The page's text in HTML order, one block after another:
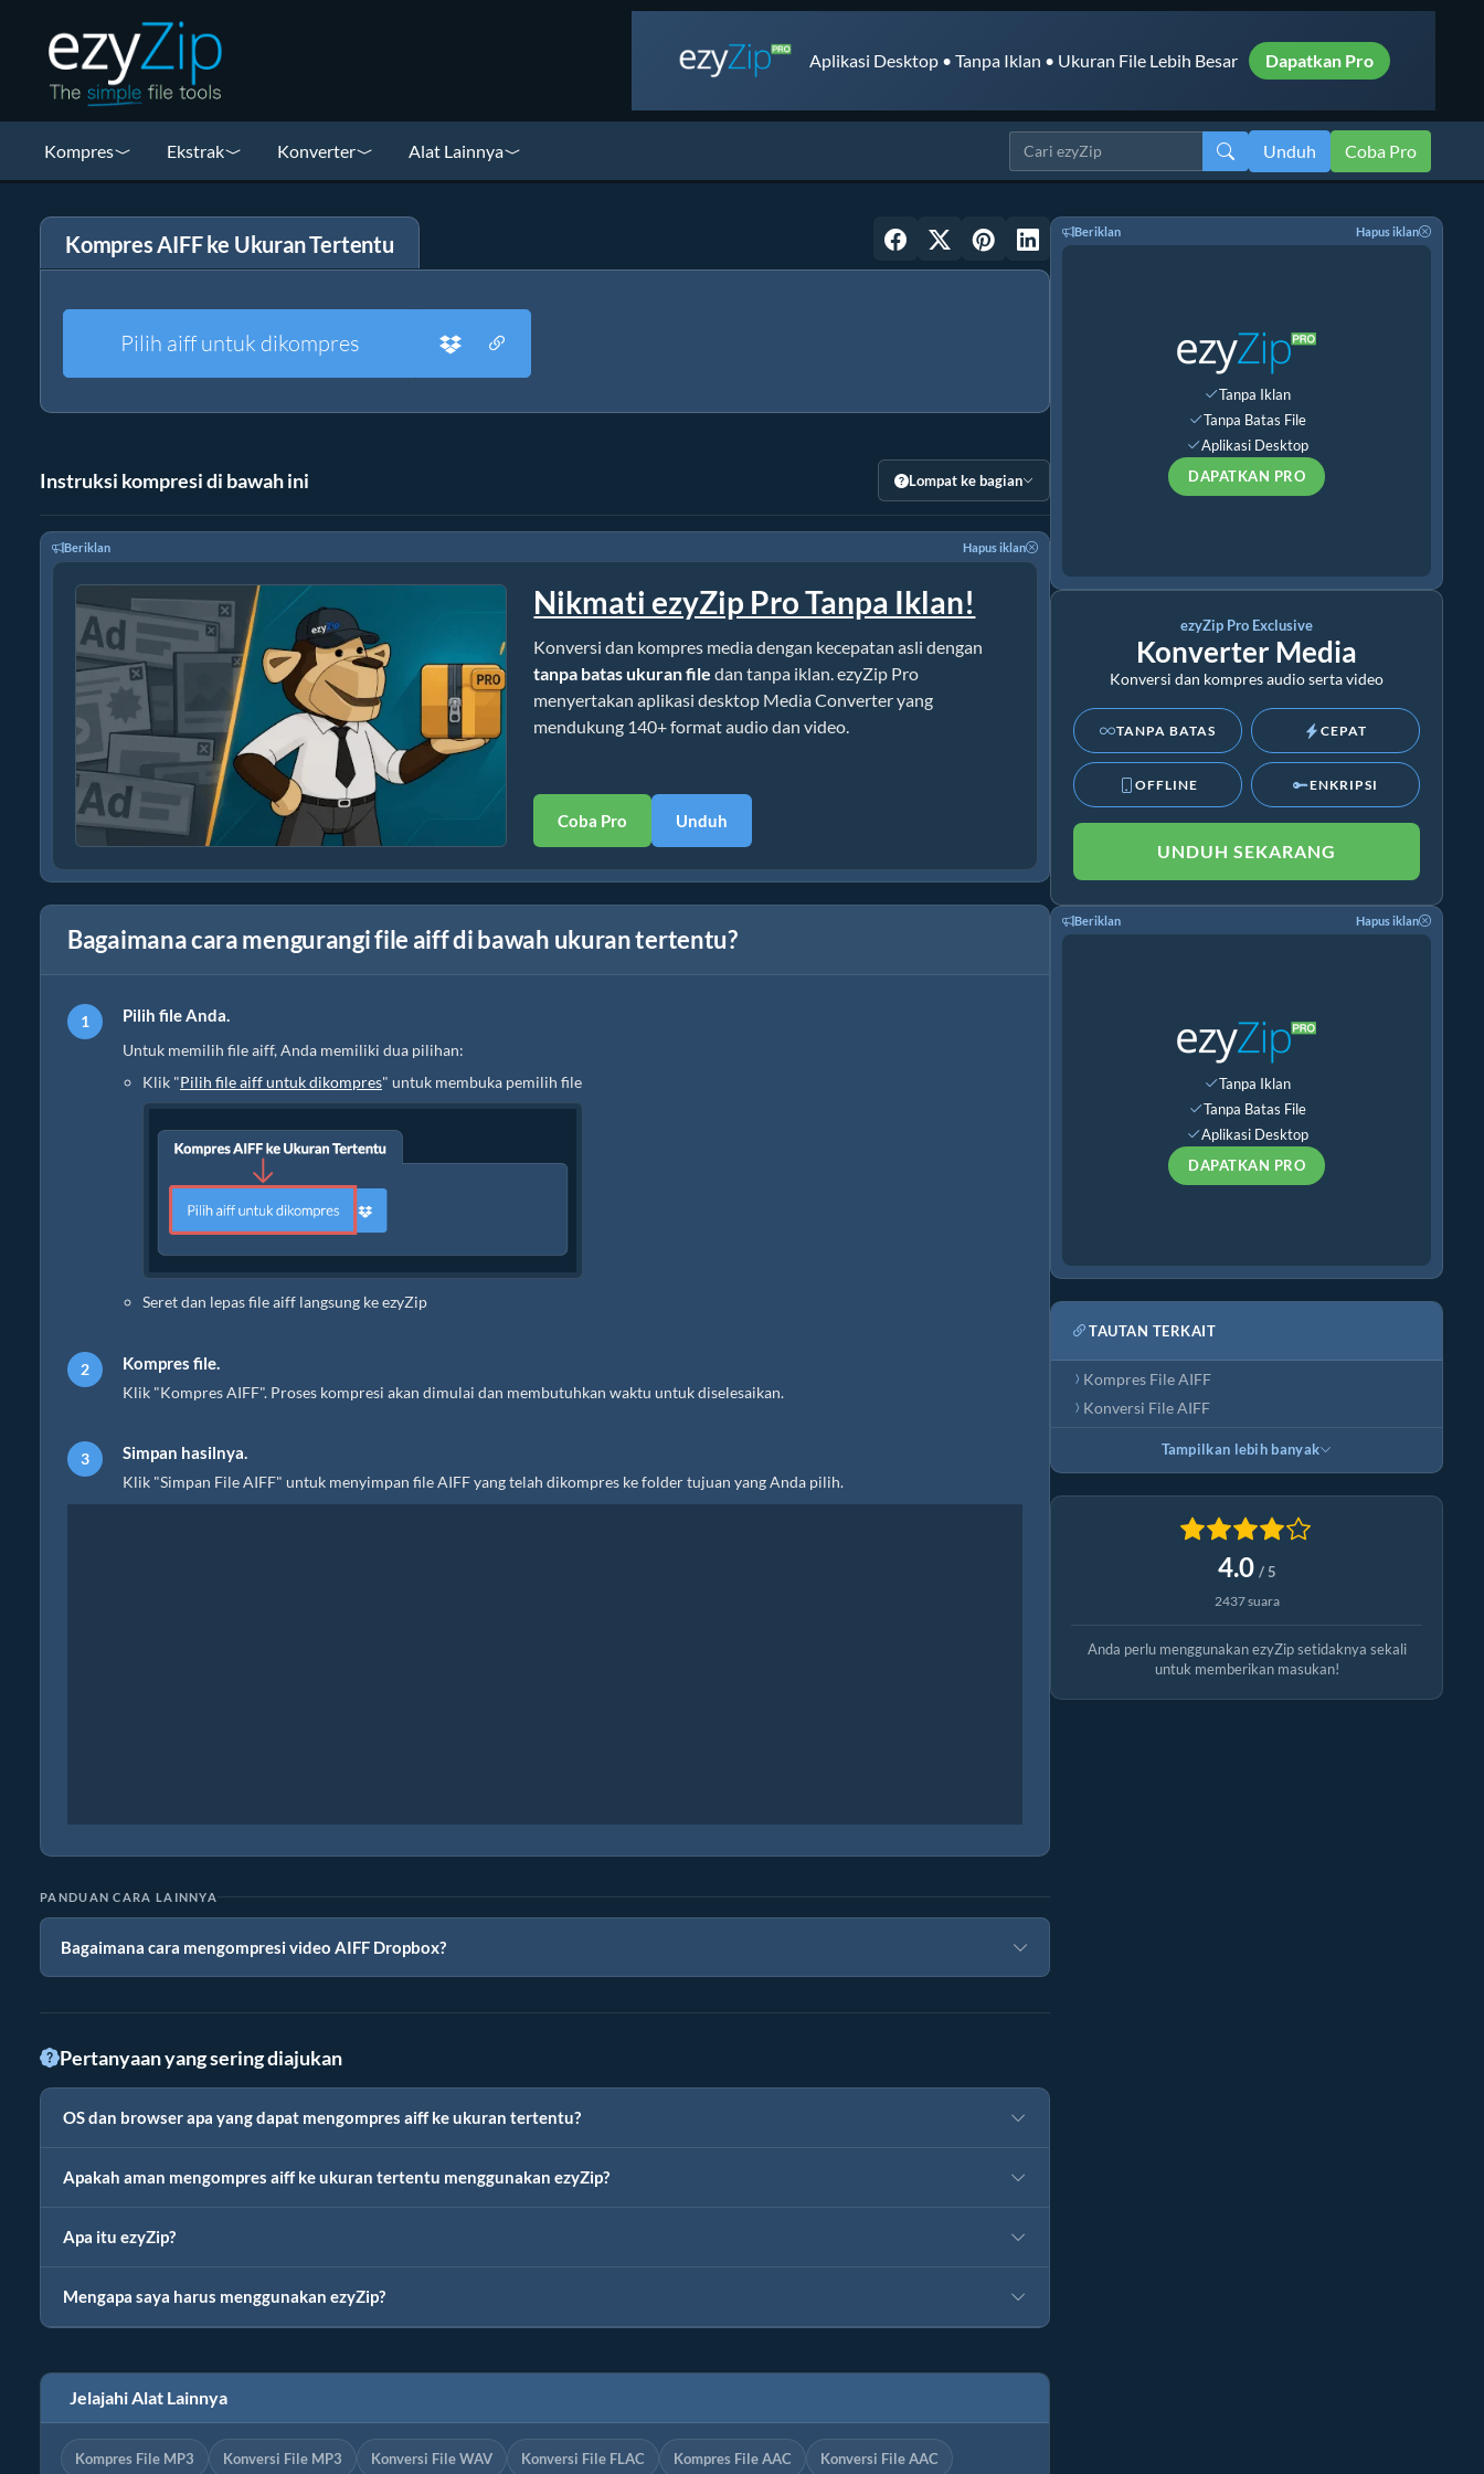
Aplikasi Desktop • Tanpa Iklan • Ukuran File Lebih Besar Dapatkan Pro
Kompres Ekstrak Konverter Alat Lainnya Unduh Coba Pro
Kompres AIFF ke Ukuran Tertentu
Pilih aiff untuk dikompres
Instruksi kompresi di bawah ini Lompat ke bagian
Beriklan Hapus iklan
Nikmati ezyZip Pro Tanpa Iklan!
Konversi dan kompres media dengan kecepatan asli dengan
tanpa batas ukuran file dan tanpa iklan. ezyZip Pro
menyertakan aplikasi desktop Media Converter yang
mendukung 140+ format audio dan video.
Coba Pro Unduh
Bagaimana cara mengurangi file aiff di bawah ukuran tertentu?
Pilih file Anda.
Untuk memilih file aiff, Anda memiliki dua pilihan:
Klik "Pilih file aiff untuk dikompres" untuk membuka pemilih file
Seret dan lepas file aiff langsung ke ezyZip
Kompres file.
Klik "Kompres AIFF". Proses kompresi akan dimulai dan membutuhkan waktu untuk diselesaikan.
Simpan hasilnya.
Klik "Simpan File AIFF" untuk menyimpan file AIFF yang telah dikompres ke folder tujuan yang Anda pilih.
PANDUAN CARA LAINNYA
Bagaimana cara mengompresi video AIFF Dropbox?
Pertanyaan yang sering diajukan
OS dan browser apa yang dapat mengompres aiff ke ukuran tertentu?
Apakah aman mengompres aiff ke ukuran tertentu menggunakan ezyZip?
Apa itu ezyZip?
Mengapa saya harus menggunakan ezyZip?
Jelajahi Alat Lainnya
Kompres File MP3 Konversi File MP3 Konversi File WAV Konversi File FLAC Kompres File AAC Konversi File AAC
Beriklan Hapus iklan
Tanpa Iklan
Tanpa Batas File
Aplikasi Desktop
DAPATKAN PRO
ezyZip Pro Exclusive
Konverter Media
Konversi dan kompres audio serta video
TANPA BATAS CEPAT
OFFLINE ENKRIPSI
UNDUH SEKARANG
Beriklan Hapus iklan
Tanpa Iklan
Tanpa Batas File
Aplikasi Desktop
DAPATKAN PRO
TAUTAN TERKAIT
Kompres File AIFF
Konversi File AIFF
Tampilkan lebih banyak
4.0 / 5
2437 suara
Anda perlu menggunakan ezyZip setidaknya sekali
untuk memberikan masukan!